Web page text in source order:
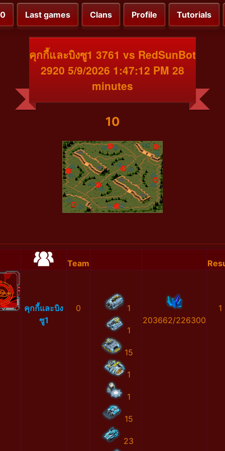
Last games Clans Profile Tutorials
คุกกี้และบิงซู1 3761 vs RedSunBot
2920 5/9/2026 1:47:12 PM 28
minutes
10
Team
คุกกี้และบิง
ซู1
0 1
1
15
1
1
15
23
203662/226300
1